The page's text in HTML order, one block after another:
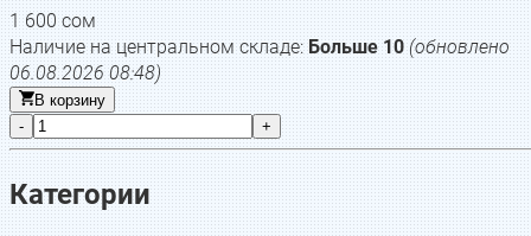
1 600сом
Наличие на центральном складе: Больше 10 (обновлено
06.08.2026 08:48)
В корзину
-
+
Категории